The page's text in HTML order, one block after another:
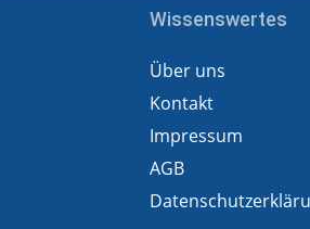
Wissenswertes
Über uns
Kontakt
Impressum
AGB